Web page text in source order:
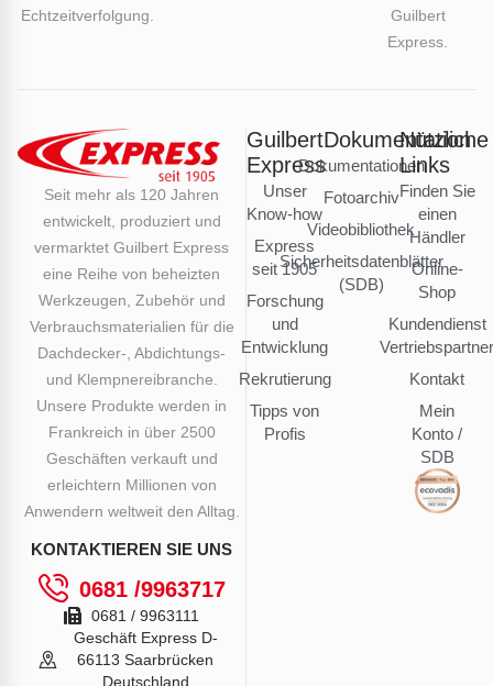
Echtzeitverfolgung.
Guilbert
Express.
Seit mehr als 120 Jahren
entwickelt, produziert und
vermarktet Guilbert Express
eine Reihe von beheizten
Werkzeugen, Zubehör und
Verbrauchsmaterialien für die
Dachdecker-, Abdichtungs-
und Klempnereibranche.
Unsere Produkte werden in
Frankreich in über 2500
Geschäften verkauft und
erleichtern Millionen von
Anwendern weltweit den Alltag.
KONTAKTIEREN SIE UNS
0681 /9963717
0681 / 9963111
Geschäft Express D-
66113 Saarbrücken
Deutschland
Guilbert
Express
Unser
Know-how
Express
seit 1905
Forschung
und
Entwicklung
Rekrutierung
Tipps von
Profis
Dokumentation
Dokumentationen
Fotoarchiv
Videobibliothek
Sicherheitsdatenblätter
(SDB)
Nützliche
Links
Finden Sie
einen
Händler
Online-
Shop
Kundendienst
Kontakt
Mein
Konto /
SDB